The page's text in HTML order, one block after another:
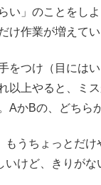
い」のことをし
け作業が増えて
をつけ（目には
以上やると、ミ
AかBの、どちら
もうちょっとだけ
いけど、きりがな